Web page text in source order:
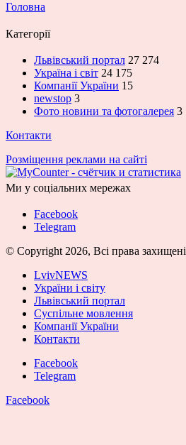
Головна
Категорії
Львівський портал 27 274
Україна і світ 24 175
Компанії України 15
newstop 3
Фото новини та фотогалерея 3
Контакти
Розміщення реклами на сайті
Ми у соціальних мережах
Facebook
Telegram
© Copyright 2026, Всі права захищені
LvivNEWS
України і світу
Львівський портал
Суспільне мовлення
Компанії України
Контакти
Facebook
Telegram
Facebook